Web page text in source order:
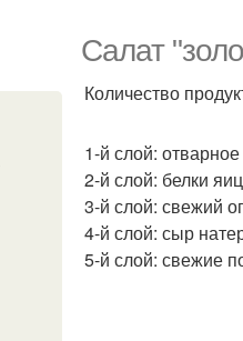
Салат
Количество
1-й слой:
2-й слой: белки
3-й слой: свежий
4-й слой: сыр
5-й слой: свежие